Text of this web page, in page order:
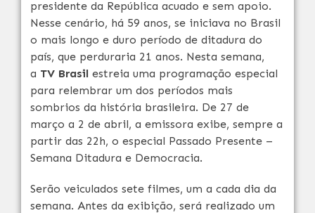
presidente da República acuado e sem apoio.
Nesse cenário, há 59 anos, se iniciava no Brasil
o mais longo e duro período de ditadura do
país, que perduraria 21 anos. Nesta semana,
a TV Brasil estreia uma programação especial
para relembrar um dos períodos mais
sombrios da história brasileira. De 27 de
março a 2 de abril, a emissora exibe, sempre a
partir das 22h, o especial Passado Presente –
Semana Ditadura e Democracia.
Serão veiculados sete filmes, um a cada dia da
semana. Antes da exibição, será realizado um